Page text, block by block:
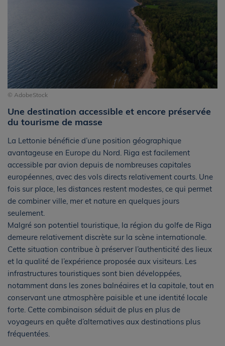
© AdobeStock
Une destination accessible et encore préservée
du tourisme de masse
La Lettonie bénéficie d’une position géographique
avantageuse en Europe du Nord. Riga est facilement
accessible par avion depuis de nombreuses capitales
européennes, avec des vols directs relativement courts. Une
fois sur place, les distances restent modestes, ce qui permet
de combiner ville, mer et nature en quelques jours
seulement.
Malgré son potentiel touristique, la région du golfe de Riga
demeure relativement discrète sur la scène internationale.
Cette situation contribue à préserver l’authenticité des lieux
et la qualité de l’expérience proposée aux visiteurs. Les
infrastructures touristiques sont bien développées,
notamment dans les zones balnéaires et la capitale, tout en
conservant une atmosphère paisible et une identité locale
forte. Cette combinaison séduit de plus en plus de
voyageurs en quête d’alternatives aux destinations plus
fréquentées.